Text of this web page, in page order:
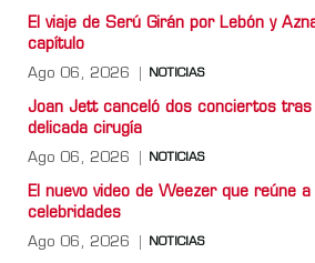
El viaje de Serú Girán por Lebón y
capítulo
Ago 06, 2026 NOTICIAS
Joan Jett canceló dos conciertos
delicada cirugía
Ago 06, 2026 NOTICIAS
El nuevo video de Weezer que reúne
celebridades
Ago 06, 2026 NOTICIAS